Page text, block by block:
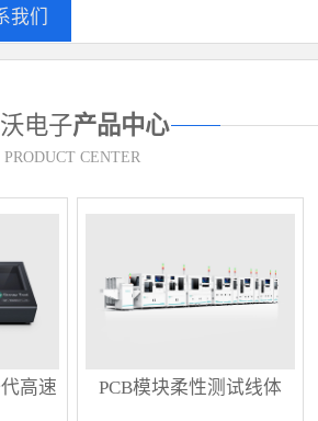
我们
电子产品中心
PRODUCT CENTER
高速
PCB模块柔性测试线体